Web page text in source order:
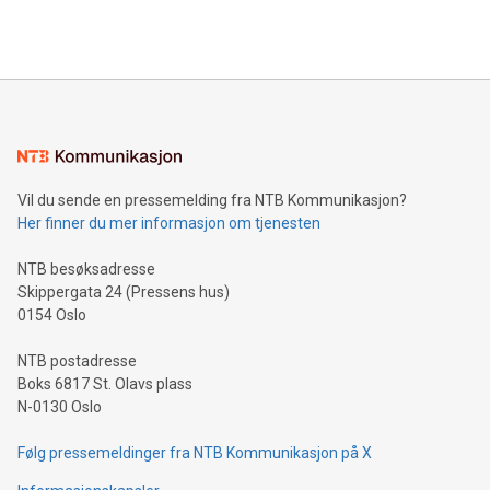
mining.Energy Market Dynamics: Explore how Bitcoin mining
mining.Sound Money: Discover how tamper-proof currency
neutral payment systems support humanitarian
projects.Carbon Footprint: Compare Bitcoin's environmental
event and dive into the critical topics of Bitcoin
Vil du sende en pressemelding fra NTB Kommunikasjon?
Her finner du mer informasjon om tjenesten
NTB besøksadresse
Skippergata 24 (Pressens hus)
0154 Oslo
NTB postadresse
Boks 6817 St. Olavs plass
N-0130 Oslo
Følg pressemeldinger fra NTB Kommunikasjon på X